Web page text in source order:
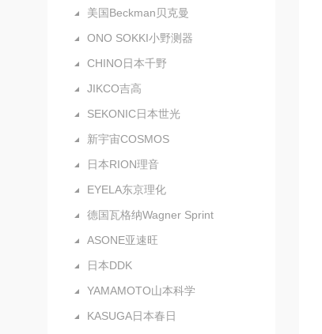
美国Beckman贝克曼
ONO SOKKI小野测器
CHINO日本千野
JIKCO吉高
SEKONIC日本世光
新宇宙COSMOS
日本RION理音
EYELA东京理化
德国瓦格纳Wagner Sprint
ASONE亚速旺
日本DDK
YAMAMOTO山本科学
KASUGA日本春日